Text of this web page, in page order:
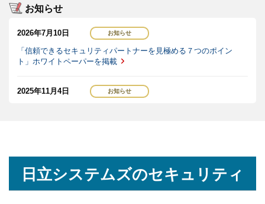
お知らせ
2026年7月10日
「信頼できるセキュリティパートナーを見極める７つのポイン
ト」ホワイトペーパーを掲載
2025年11月4日
日立システムズとサイバーソリューションズが業務提携を開始
し、セキュリティ事業を強化
日立システムズのセキュリティ